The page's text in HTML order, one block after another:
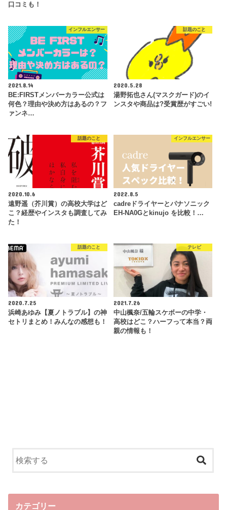
口コミも！
インフルエンサー
2021.8.14
BE:FIRSTメンバーカラー公式は
何色？理由や決め方はあるの？フ
ァンネ…
話題のこと
2020.5.28
湯野拓也さん(マスクガード)のイ
ンスタや商品は?受賞歴がすごい!
話題のこと
2020.10.6
遠野遥（芥川賞）の高校大学はど
こ？経歴やインスタも調査してみ
た！
インフルエンサー
2022.8.5
cadreドライヤーとパナソニック
EH-NA0Gとkinujo を比較！…
話題のこと
2020.7.25
浜崎あゆみ【夏ノトラブル】の神
セトリまとめ！みんなの感想も！
テレビ
2021.7.26
中山楓奈/五輪スケボーの中学・
高校はどこ？ハーフって本当？両
親の情報も！
カテゴリー